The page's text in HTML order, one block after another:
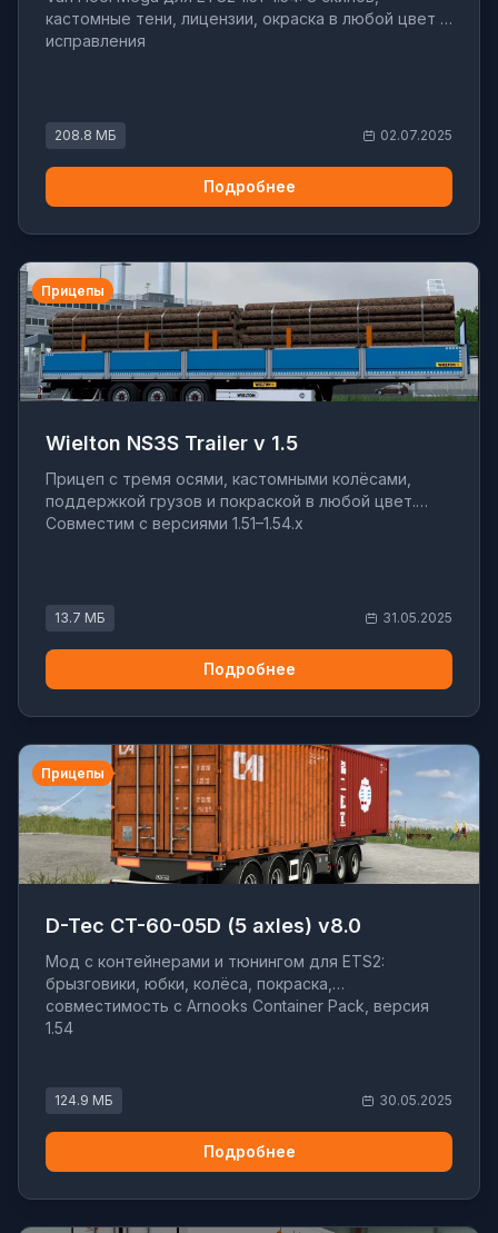
кастомные тени, лицензии, окраска в любой цвет и
исправления
208.8 МБ 02.07.2025
Подробнее
Прицепы
Wielton NS3S Trailer v 1.5
Прицеп с тремя осями, кастомными колёсами,
поддержкой грузов и покраской в любой цвет.
Совместим с версиями 1.51–1.54.x
13.7 МБ 31.05.2025
Подробнее
Прицепы
D-Tec CT-60-05D (5 axles) v8.0
Мод с контейнерами и тюнингом для ETS2:
брызговики, юбки, колёса, покраска,
совместимость с Arnooks Container Pack, версия
1.54
124.9 МБ 30.05.2025
Подробнее